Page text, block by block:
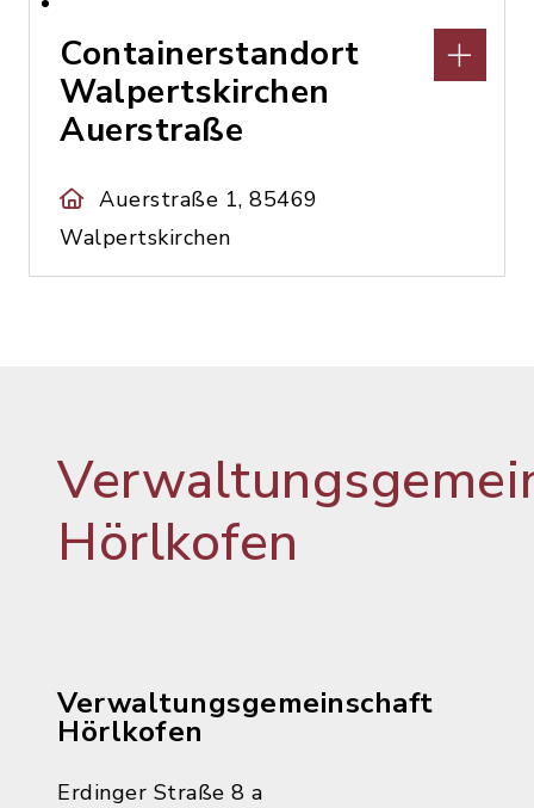
Containerstandort
Walpertskirchen
Auerstraße
Auerstraße 1, 85469
Walpertskirchen
Hörlkofen
Verwaltungsgemeinschaft
Hörlkofen
Erdinger Straße 8 a